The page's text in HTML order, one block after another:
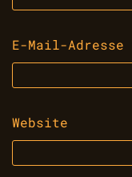
E-Mail-Adresse
Website